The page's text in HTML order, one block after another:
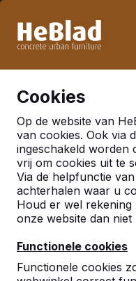
week 33. Houdt u
Cookies
Op de website van
van cookies. Ook via
ingeschakeld worden
vrij om cookies uit te
Via de helpfunctie
achterhalen waar u
Houd er wel rekening
onze website dan
Functionele cookies
Functionele cookies
Al meer dan